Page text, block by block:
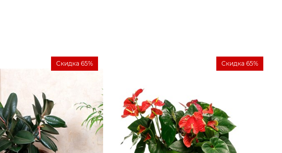
Скидка 65% Скидка 65%